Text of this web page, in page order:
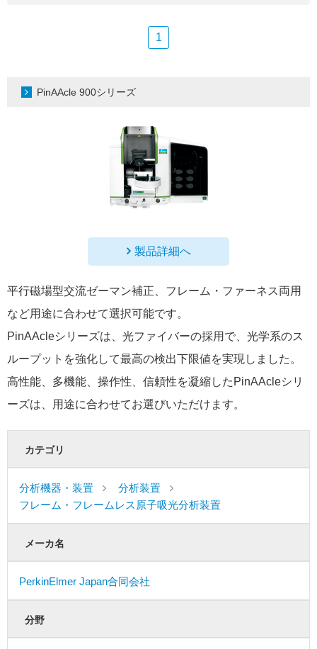
1
PinAAcle 900シリーズ
製品詳細へ
平行磁場型交流ゼーマン補正、フレーム・ファーネス両用
など用途に合わせて選択可能です。
PinAAcleシリーズは、光ファイバーの採用で、光学系のス
ループットを強化して最高の検出下限値を実現しました。
高性能、多機能、操作性、信頼性を凝縮したPinAAcleシリ
ーズは、用途に合わせてお選びいただけます。
カテゴリ
分析機器・装置
分析装置
フレーム・フレームレス原子吸光分析装置
メーカ名
PerkinElmer Japan合同会社
分野